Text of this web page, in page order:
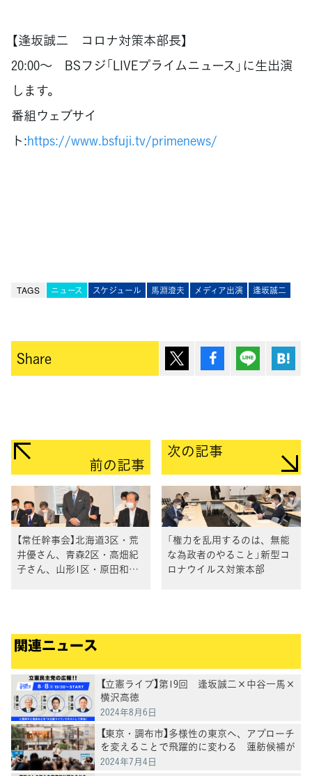
【逢坂誠二 コロナ対策本部長】
20:00～ BSフジ「LIVEプライムニュース」に生出演
します。
番組ウェブサイ
ト:https://www.bsfuji.tv/primenews/
TAGS ニュース スケジュール 馬淵澄夫 メディア出演 逢坂誠二
Share ポスト シェア Lineで送
前の記事
【常任幹事会】北海道3区・荒
井優さん、青森2区・高畑紀
子さん、山形1区・原田和広
次の記事
「権力を乱用するのは、無能
な為政者のやること」新型コ
ロナウイルス対策本部
関連ニュース
【立憲ライブ】第19回 逢坂誠二×中谷一馬×
横沢高徳
2024年8月6日
【東京・調布市】多様性の東京へ、アプローチ
を変えることで飛躍的に変わる 蓮舫候補が
訴え
2024年7月4日